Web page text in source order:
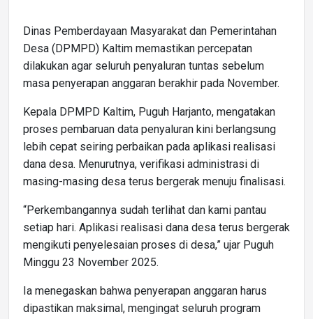
Dinas Pemberdayaan Masyarakat dan Pemerintahan
Desa (DPMPD) Kaltim memastikan percepatan
dilakukan agar seluruh penyaluran tuntas sebelum
masa penyerapan anggaran berakhir pada November.
Kepala DPMPD Kaltim, Puguh Harjanto, mengatakan
proses pembaruan data penyaluran kini berlangsung
lebih cepat seiring perbaikan pada aplikasi realisasi
dana desa. Menurutnya, verifikasi administrasi di
masing-masing desa terus bergerak menuju finalisasi.
“Perkembangannya sudah terlihat dan kami pantau
setiap hari. Aplikasi realisasi dana desa terus bergerak
mengikuti penyelesaian proses di desa,” ujar Puguh
Minggu 23 November 2025.
Ia menegaskan bahwa penyerapan anggaran harus
dipastikan maksimal, mengingat seluruh program